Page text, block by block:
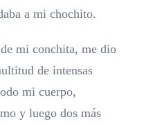
a mi chochito.
mi conchita, me dio
de intensas
mi cuerpo,
y luego dos más